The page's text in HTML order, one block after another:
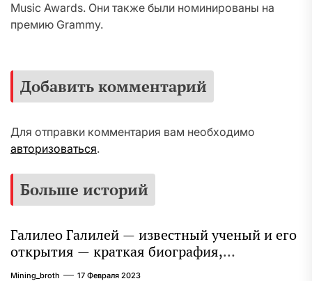
Music Awards. Они также были номинированы на
премию Grammy.
Добавить комментарий
Для отправки комментария вам необходимо
авторизоваться.
Больше историй
Галилео Галилей — известный ученый и его
открытия — краткая биография,
достижения и вклад в науку
Mining_broth 17 Февраля 2023